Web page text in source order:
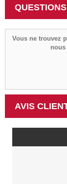
Vous ne trouvez
AVIS